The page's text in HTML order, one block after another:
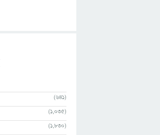
(641)
(1,035)
(1,830)